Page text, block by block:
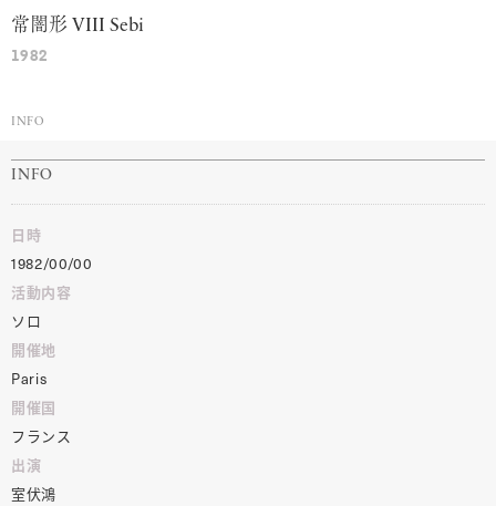
常闇形 VIII Sebi
1982
INFO
INFO
日時
1982/00/00
活動内容
ソロ
開催地
Paris
開催国
フランス
出演
室伏鴻